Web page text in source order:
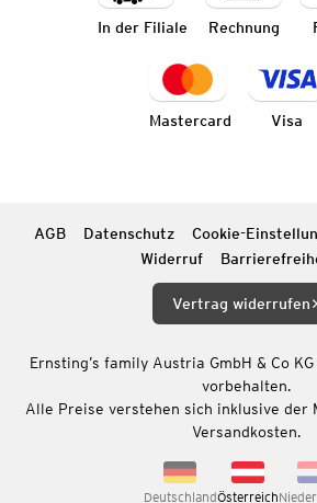
In der Filiale Rechnung
Mastercard Visa
AGB Datenschutz Cookie-
Widerruf
Vertrag widerrufen
Ernsting’s family Austria GmbH & Co
vorbehalten.
Alle Preise verstehen sich inklusive der
Versandkosten.
DeutschlandÖsterreich